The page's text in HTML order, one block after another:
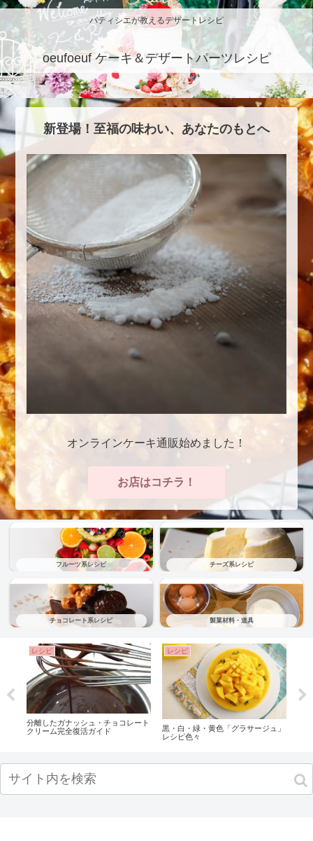
パティシエが教えるデザートレシピ
oeufoeuf ケーキ＆デザートパーツレシピ
新登場！至福の味わい、あなたのもとへ
オンラインケーキ通販始めました！
お店はコチラ！
フルーツ系レシピ チーズ系レシピ
チョコレート系レシピ 製菓材料・道具
レシピ
分離したガナッシュ・チョコレート
クリーム完全復活ガイド
レシピ
黒・白・緑・黄色「グラサージュ」
レシピ色々